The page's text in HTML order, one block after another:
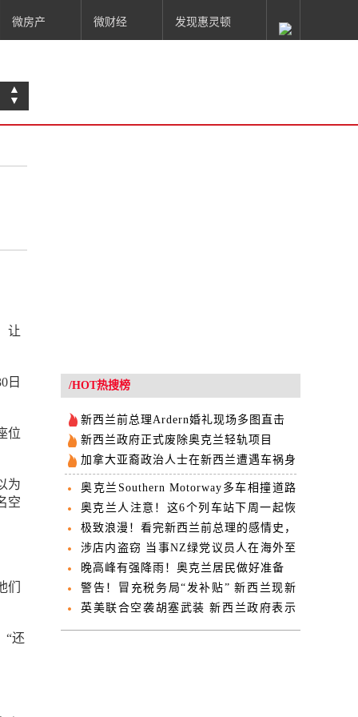
微房产 微财经 发现惠灵顿
▲
▼
让
日
位
为
空
“还
/HOT热搜榜
新西兰前总理Ardern婚礼现场多图直击
新西兰政府正式废除奥克兰轻轨项目
加拿大亚裔政治人士在新西兰遭遇车祸身
亡
奥克兰Southern Motorway多车相撞道路
封闭
奥克兰人注意！这6个列车站下周一起恢
复使用
极致浪漫！看完新西兰前总理的感情史，
羡慕了！
涉店内盗窃 当事NZ绿党议员人在海外至
今未回复
晚高峰有强降雨！奥克兰居民做好准备
警告！冒充税务局“发补贴” 新西兰现新
型诈骗
英美联合空袭胡塞武装 新西兰政府表示
支持